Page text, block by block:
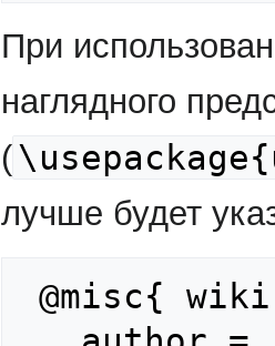
При
наглядного
(
лучше будет